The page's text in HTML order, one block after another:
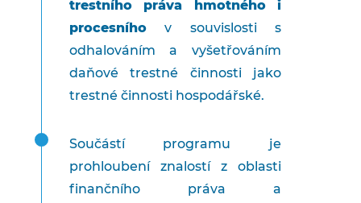
trestního práva hmotného i
procesníhov souvislosti s
odhalováním a vyšetřováním
daňové trestné činnosti jako
trestné činnosti hospodářské.
Součástí programu je
prohloubení znalostí z oblasti
finančního práva a